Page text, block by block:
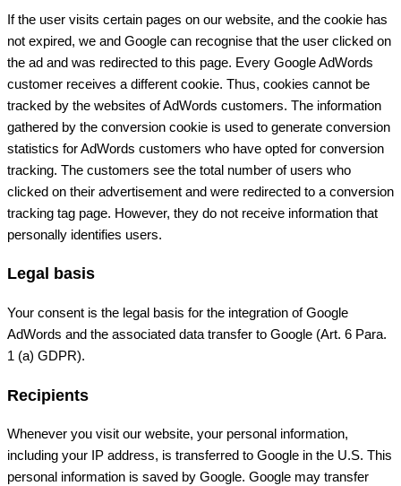
If the user visits certain pages on our website, and the cookie has
not expired, we and Google can recognise that the user clicked on
the ad and was redirected to this page. Every Google AdWords
customer receives a different cookie. Thus, cookies cannot be
tracked by the websites of AdWords customers. The information
gathered by the conversion cookie is used to generate conversion
statistics for AdWords customers who have opted for conversion
tracking. The customers see the total number of users who
clicked on their advertisement and were redirected to a conversion
tracking tag page. However, they do not receive information that
personally identifies users.
Legal basis
Your consent is the legal basis for the integration of Google
AdWords and the associated data transfer to Google (Art. 6 Para.
1 (a) GDPR).
Recipients
Whenever you visit our website, your personal information,
including your IP address, is transferred to Google in the U.S. This
personal information is saved by Google. Google may transfer